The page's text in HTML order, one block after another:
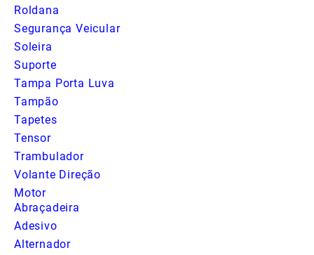
Roldana
Segurança Veicular
Soleira
Suporte
Tampa Porta Luva
Tampão
Tapetes
Tensor
Trambulador
Volante Direção
Motor
Abraçadeira
Adesivo
Alternador